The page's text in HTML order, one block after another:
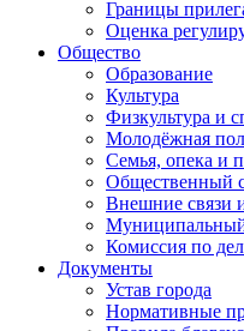
Границы
Оценка
Общество
Образование
Культура
Физкультура и
Молодёжная
Семья, опека и
Общественный
Внешние связи
Комиссия по
Документы
Устав города
Нормативные